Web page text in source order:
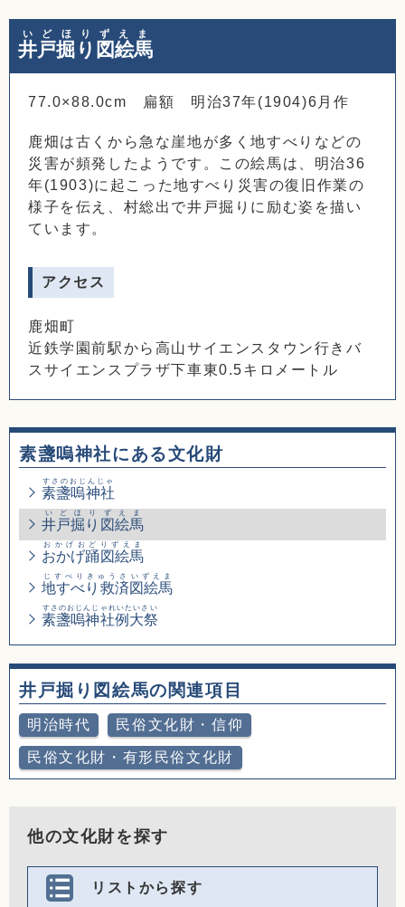
井戸掘り図絵馬
いどほりずえま
77.0×88.0cm 扁額 明治37年(1904)6月作
鹿畑は古くから急な崖地が多く地すべりなどの
災害が頻発したようです。この絵馬は、明治36
年(1903)に起こった地すべり災害の復旧作業の
様子を伝え、村総出で井戸掘りに励む姿を描い
ています。
アクセス
鹿畑町
近鉄学園前駅から高山サイエンスタウン行きバ
スサイエンスプラザ下車東0.5キロメートル
素盞嗚神社にある文化財
素盞嗚神社
すさのおじんじゃ
井戸掘り図絵馬
いどほりずえま
おかげ踊図絵馬
おかげおどりずえま
地すべり救済図絵馬
じすべりきゅうさいずえま
素盞嗚神社例大祭
すさのおじんじゃれいたいさい
井戸掘り図絵馬の関連項目
明治時代 民俗文化財・信仰
民俗文化財・有形民俗文化財
他の文化財を探す
リストから探す